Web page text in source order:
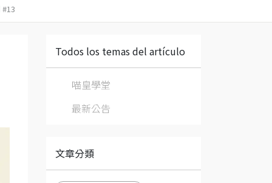
Todos los temas del artículo
喵皇學堂
最新公告
文章分類